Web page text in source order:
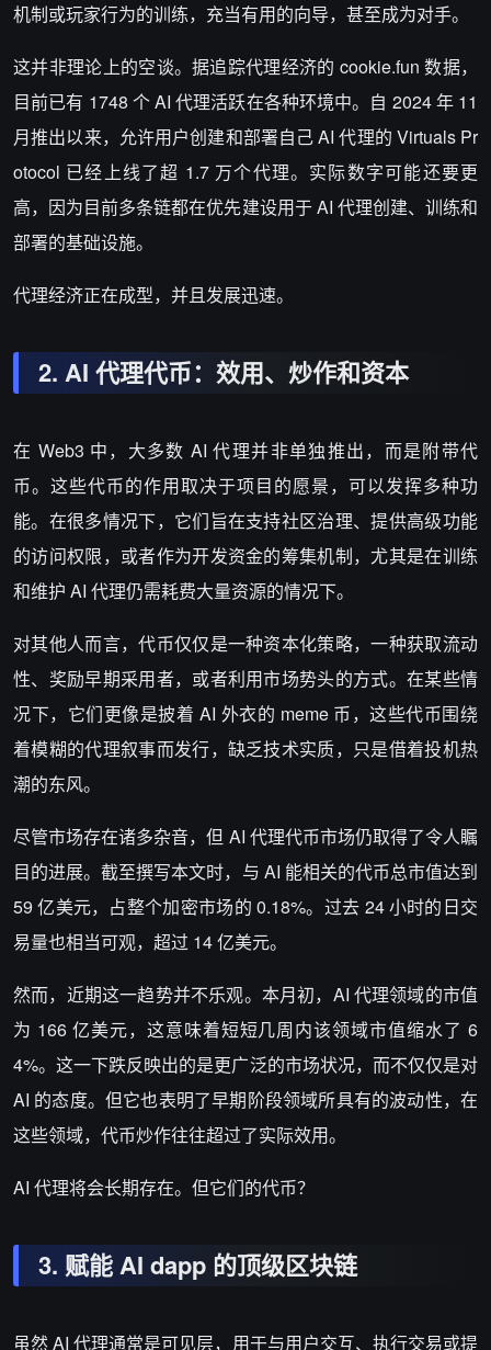
机制或玩家行为的训练，充当有用的向导，甚至成为对手。
这并非理论上的空谈。据追踪代理经济的 cookie.fun 数据，
目前已有 1748 个 AI 代理活跃在各种环境中。自 2024 年 11
月推出以来，允许用户创建和部署自己 AI 代理的 Virtuals Pr
otocol 已经上线了超 1.7 万个代理。实际数字可能还要更
高，因为目前多条链都在优先建设用于 AI 代理创建、训练和
部署的基础设施。
代理经济正在成型，并且发展迅速。
2. AI 代理代币：效用、炒作和资本
在 Web3 中，大多数 AI 代理并非单独推出，而是附带代
币。这些代币的作用取决于项目的愿景，可以发挥多种功
能。在很多情况下，它们旨在支持社区治理、提供高级功能
的访问权限，或者作为开发资金的筹集机制，尤其是在训练
和维护 AI 代理仍需耗费大量资源的情况下。
对其他人而言，代币仅仅是一种资本化策略，一种获取流动
性、奖励早期采用者，或者利用市场势头的方式。在某些情
况下，它们更像是披着 AI 外衣的 meme 币，这些代币围绕
着模糊的代理叙事而发行，缺乏技术实质，只是借着投机热
潮的东风。
尽管市场存在诸多杂音，但 AI 代理代币市场仍取得了令人瞩
目的进展。截至撰写本文时，与 AI 能相关的代币总市值达到
59 亿美元，占整个加密市场的 0.18%。过去 24 小时的日交
易量也相当可观，超过 14 亿美元。
然而，近期这一趋势并不乐观。本月初，AI 代理领域的市值
为 166 亿美元，这意味着短短几周内该领域市值缩水了 6
4%。这一下跌反映出的是更广泛的市场状况，而不仅仅是对
AI 的态度。但它也表明了早期阶段领域所具有的波动性，在
这些领域，代币炒作往往超过了实际效用。
AI 代理将会长期存在。但它们的代币？
3. 赋能AI dapp 的顶级区块链
虽然 AI 代理通常是可见层，用于与用户交互、执行交易或提